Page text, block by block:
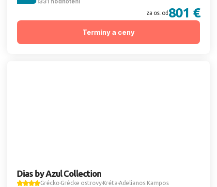
za os. od 801 €
Termíny a ceny
Dias by Azul Collection
Grécko Grécke ostrovy Kréta Adelianos Kampos